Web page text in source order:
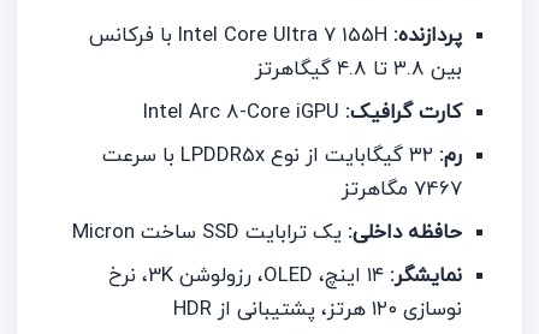
پردازنده:
Intel Core Ultra 7 155H با فرکانس
بین ۳.۸ تا ۴.۸ گیگاهرتز
کارت گرافیک:
رم:
۳۲ گیگابایت از نوع LPDDR5x با سرعت
7467 مگاهرتز
حافظه داخلی: یک ترابایت SSD ساخت Micron
نمایشگر:
۱۴ اینچ، OLED، رزولوشن 3K، نرخ
نوسازی ۱۲۰ هرتز، پشتیبانی از HDR